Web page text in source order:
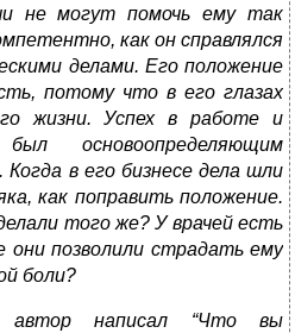
не могут помочь ему так
как он справлялся
делами. Его положение
потому что в его глазах
жизни. Успех в работе и
основоопределяющим
Когда в его бизнесе дела шли
как поправить положение.
того же? У врачей есть
они позволили страдать ему
боли?
автор написал “Что вы